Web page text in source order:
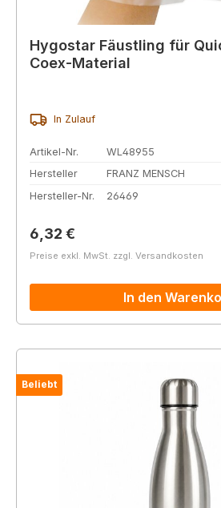
Hygostar Fäustling für
Coex-Material
In Zulauf
Artikel-Nr.
WL48955
Hersteller
FRANZ MENSCH
Hersteller-Nr.
26469
Regulärer Preis:
6,32 €
Preise exkl. MwSt. zzgl. Versandkosten
In den
Beliebt